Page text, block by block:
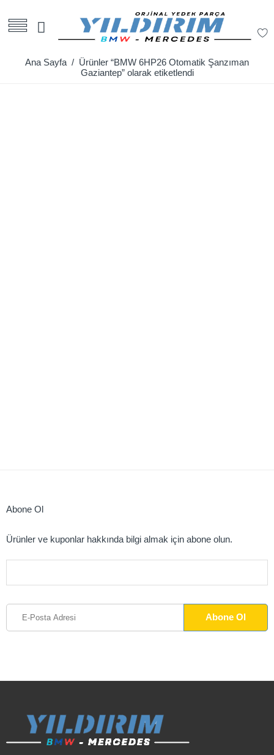
Ana Sayfa / Ürünler “BMW 6HP26 Otomatik Şanzıman
Gaziantep” olarak etiketlendi
Abone Ol
Ürünler ve kuponlar hakkında bilgi almak için abone olun.